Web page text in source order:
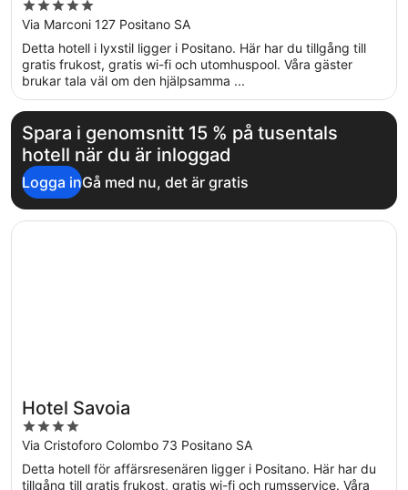
5
out
of
5
Via Marconi 127 Positano SA
Detta hotell i lyxstil ligger i Positano. Här har du tillgång till
gratis frukost, gratis wi-fi och utomhuspool. Våra gäster
brukar tala väl om den hjälpsamma ...
Spara i genomsnitt 15 % på tusentals
hotell när du är inloggad
Logga inGå med nu, det är gratis
Hotel Savoia
4
out
of
5
Via Cristoforo Colombo 73 Positano SA
Detta hotell för affärsresenären ligger i Positano. Här har du
tillgång till gratis frukost, gratis wi-fi och rumsservice. Våra
Öppnas i ett nytt fönster
Hotel Savoia